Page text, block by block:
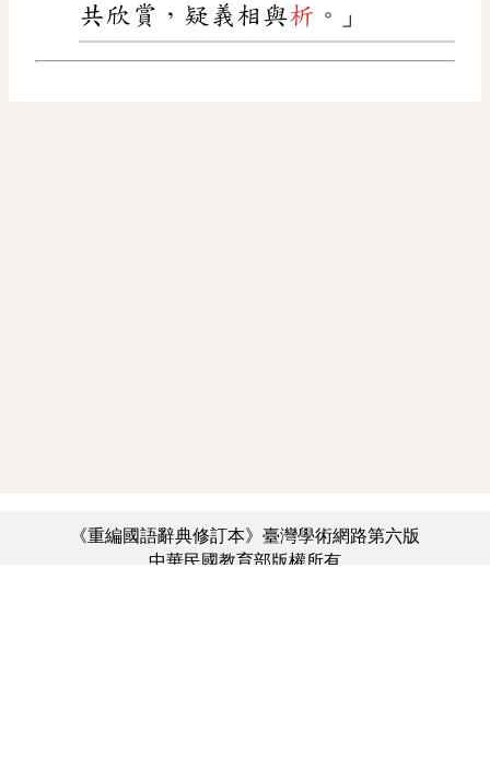
共欣賞，疑義相與析 。」
《重編國語辭典修訂本》臺灣學術網路第六版
中華民國教育部版權所有